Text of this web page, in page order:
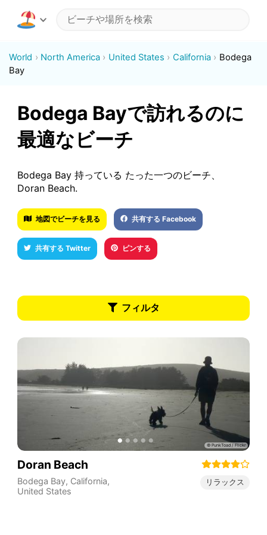
World North America United States California
Bodega
Bay
Bodega Bayで訪れるのに
最適なビーチ
Bodega Bay 持っている たった一つのビーチ、
Doran Beach.
地図でビーチを見る 共有する Facebook
共有する Twitter ピンする
フィルタ
Doran Beach
Bodega Bay, California,
United States
リラックス